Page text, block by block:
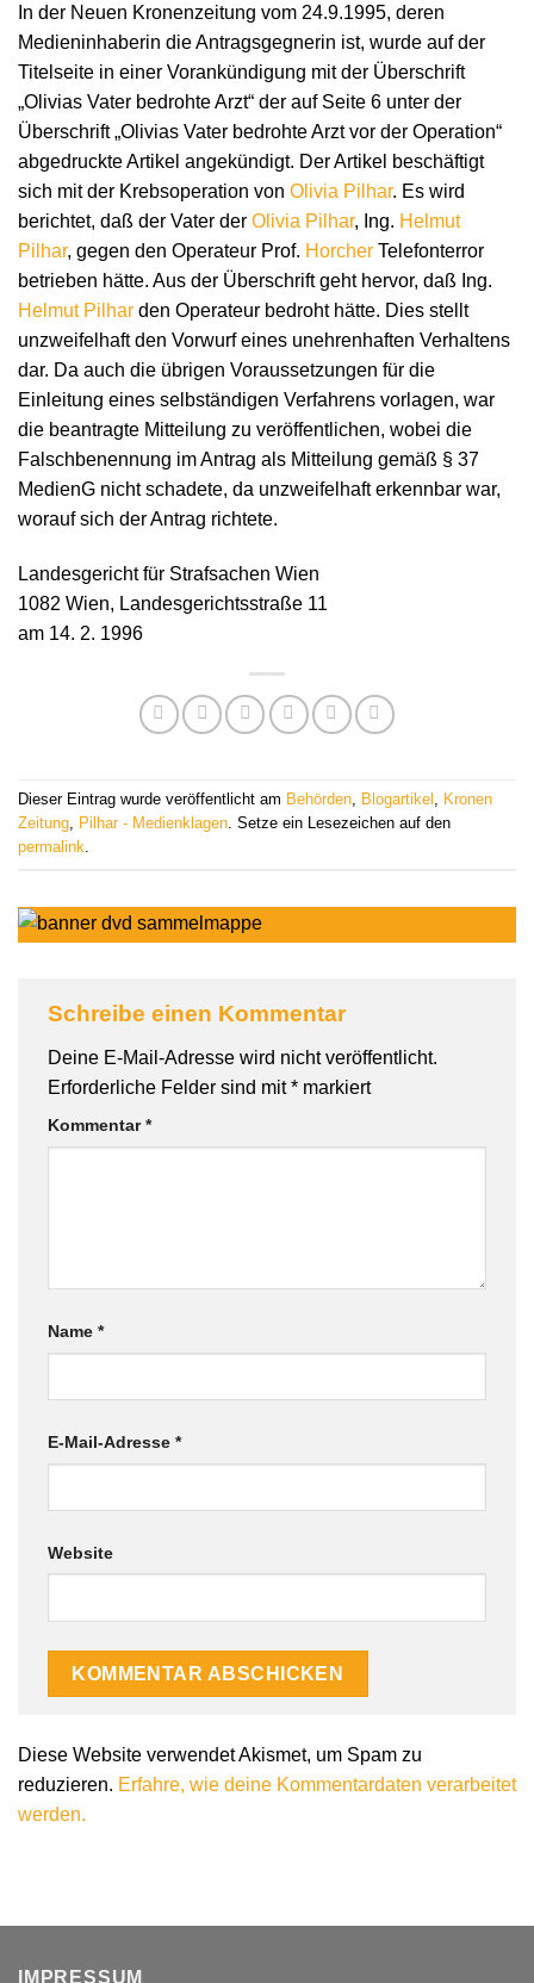
In der Neuen Kronenzeitung vom 24.9.1995, deren
Medieninhaberin die Antragsgegnerin ist, wurde auf der
Titelseite in einer Vorankündigung mit der Überschrift
„Olivias Vater bedrohte Arzt“ der auf Seite 6 unter der
Überschrift „Olivias Vater bedrohte Arzt vor der Operation“
abgedruckte Artikel angekündigt. Der Artikel beschäftigt
sich mit der Krebsoperation von Olivia Pilhar. Es wird
berichtet, daß der Vater der Olivia Pilhar, Ing. Helmut
Pilhar, gegen den Operateur Prof. Horcher Telefonterror
betrieben hätte. Aus der Überschrift geht hervor, daß Ing.
Helmut Pilhar den Operateur bedroht hätte. Dies stellt
unzweifelhaft den Vorwurf eines unehrenhaften Verhaltens
dar. Da auch die übrigen Voraussetzungen für die
Einleitung eines selbständigen Verfahrens vorlagen, war
die beantragte Mitteilung zu veröffentlichen, wobei die
Falschbenennung im Antrag als Mitteilung gemäß § 37
MedienG nicht schadete, da unzweifelhaft erkennbar war,
worauf sich der Antrag richtete.
Landesgericht für Strafsachen Wien
1082 Wien, Landesgerichtsstraße 11
am 14. 2. 1996
Dieser Eintrag wurde veröffentlicht am Behörden Blogartikel
Kronen
Zeitung
Pilhar - Medienklagen . Setze ein Lesezeichen auf den
permalink
Schreibe einen Kommentar
Deine E-Mail-Adresse wird nicht veröffentlicht.
Erforderliche Felder sind mit* markiert
Kommentar*
Name *
E-Mail-Adresse *
Website
Diese Website verwendet Akismet, um Spam zu
reduzieren. Erfahre, wie deine Kommentardaten verarbeitet
werden.
IMPRESSUM